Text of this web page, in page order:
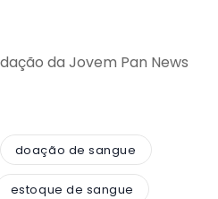
da Jovem Pan News
doação de sangue
estoque de sangue